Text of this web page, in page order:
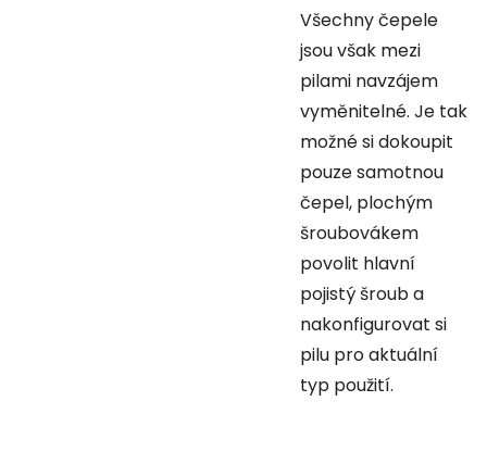
Všechny čepele
jsou však mezi
pilami navzájem
vyměnitelné. Je tak
možné si dokoupit
pouze samotnou
čepel, plochým
šroubovákem
povolit hlavní
pojistý šroub a
nakonfigurovat si
pilu pro aktuální
typ použití.